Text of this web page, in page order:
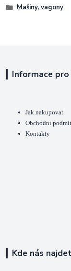
Mašiny, vagony
Informace pro
Jak nakupovat
Obchodní
Kontakty
Kde nás